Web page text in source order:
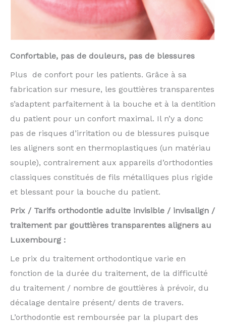
Confortable, pas de douleurs, pas de blessures
Plus de confort pour les patients. Grâce à sa
fabrication sur mesure, les gouttières transparentes
s’adaptent parfaitement à la bouche et à la dentition
du patient pour un confort maximal. Il n’y a donc
pas de risques d’irritation ou de blessures puisque
les aligners sont en thermoplastiques (un matériau
souple), contrairement aux appareils d’orthodonties
classiques constitués de fils métalliques plus rigide
et blessant pour la bouche du patient.
Prix / Tarifs orthodontie adulte invisible / invisalign /
traitement par gouttières transparentes aligners au
Luxembourg :
Le prix du traitement orthodontique varie en
fonction de la durée du traitement, de la difficulté
du traitement / nombre de gouttières à prévoir, du
décalage dentaire présent/ dents de travers.
L’orthodontie est remboursée par la plupart des